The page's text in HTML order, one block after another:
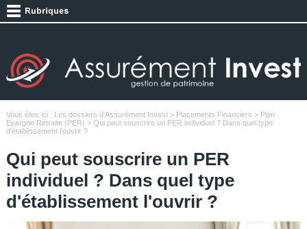
Vous êtes ici : Les dossiers d'Assurément Invest> Placements Financiers > Plan
Epargne Retraite (PER) > Qui peut souscrire un PER individuel ? Dans quel type
d'établissement l'ouvrir ?
Qui peut souscrire un PER
individuel ? Dans quel type
d'établissement l'ouvrir ?